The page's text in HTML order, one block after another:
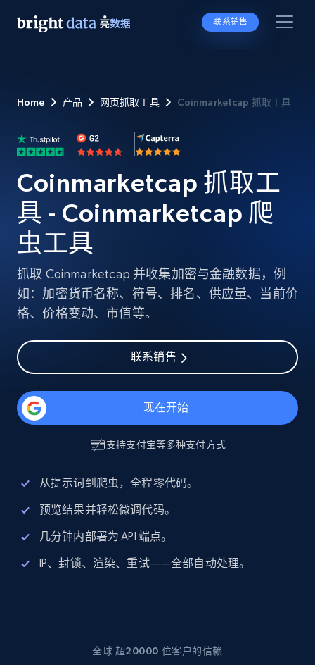
联系销售
Home 产品 网页抓取工具 Coinmarketcap 抓取工具
Coinmarketcap 抓取工
具 - Coinmarketcap 爬
虫工具
抓取 Coinmarketcap 并收集加密与金融数据，例
如：加密货币名称、符号、排名、供应量、当前价
格、价格变动、市值等。
联系销售
现在开始
支持支付宝等多种支付方式
从提示词到爬虫，全程零代码。
预览结果并轻松微调代码。
几分钟内部署为 API 端点。
IP、封锁、渲染、重试——全部自动处理。
全球 超20000 位客户的信赖